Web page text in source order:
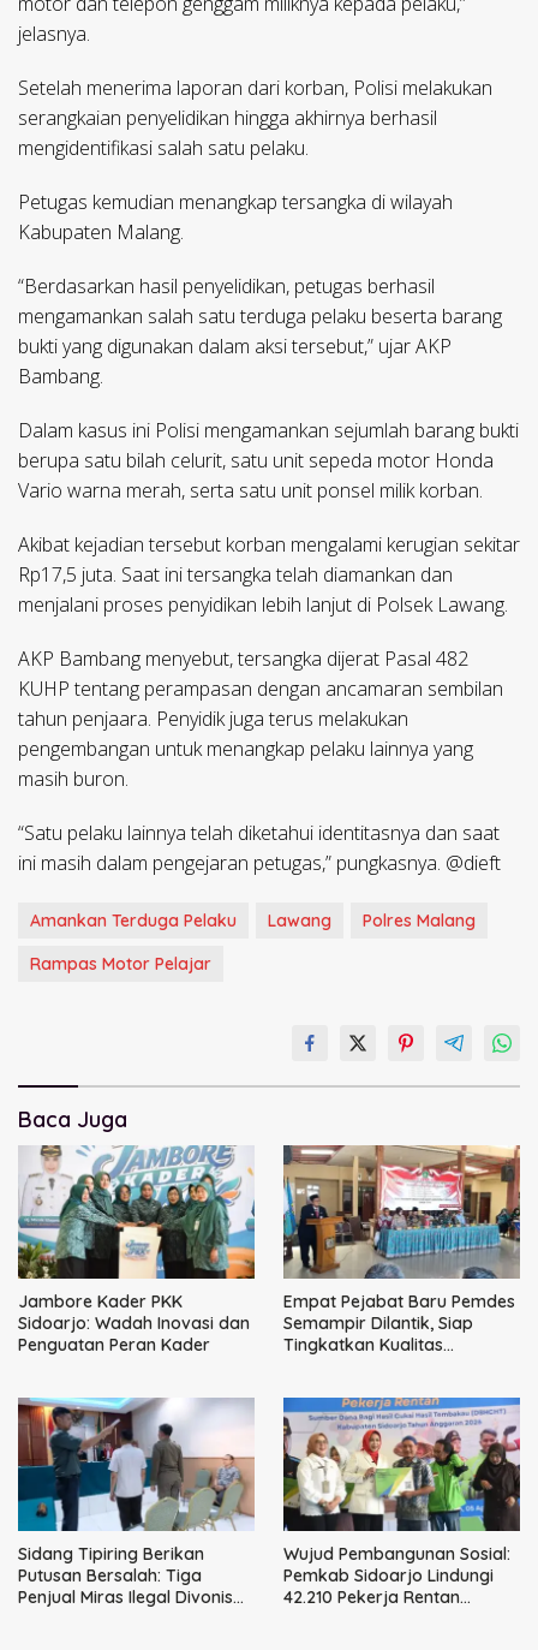
jelasnya.
Setelah menerima laporan dari korban, Polisi melakukan
serangkaian penyelidikan hingga akhirnya berhasil
mengidentifikasi salah satu pelaku.
Petugas kemudian menangkap tersangka di wilayah
Kabupaten Malang.
“Berdasarkan hasil penyelidikan, petugas berhasil
mengamankan salah satu terduga pelaku beserta barang
bukti yang digunakan dalam aksi tersebut,” ujar AKP
Bambang.
Dalam kasus ini Polisi mengamankan sejumlah barang bukti
berupa satu bilah celurit, satu unit sepeda motor Honda
Vario warna merah, serta satu unit ponsel milik korban.
Akibat kejadian tersebut korban mengalami kerugian sekitar
Rp17,5 juta. Saat ini tersangka telah diamankan dan
menjalani proses penyidikan lebih lanjut di Polsek Lawang.
AKP Bambang menyebut, tersangka dijerat Pasal 482
KUHP tentang perampasan dengan ancamaran sembilan
tahun penjaara. Penyidik juga terus melakukan
pengembangan untuk menangkap pelaku lainnya yang
masih buron.
“Satu pelaku lainnya telah diketahui identitasnya dan saat
ini masih dalam pengejaran petugas,” pungkasnya. @dieft
Amankan Terduga Pelaku Lawang
Polres Malang
Rampas Motor Pelajar
Baca Juga
Jambore Kader PKK
Sidoarjo: Wadah Inovasi dan
Penguatan Peran Kader
Empat Pejabat Baru Pemdes
Semampir Dilantik, Siap
Tingkatkan Kualitas
Sidang Tipiring Berikan
Putusan Bersalah: Tiga
Penjual Miras Ilegal Divonis
Wujud Pembangunan Sosial:
Pemkab Sidoarjo Lindungi
42.210 Pekerja Rentan